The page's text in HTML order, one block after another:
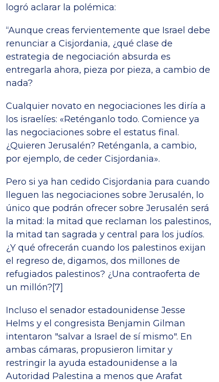
logró aclarar la polémica:
“Aunque creas fervientemente que Israel debe
renunciar a Cisjordania, ¿qué clase de
estrategia de negociación absurda es
entregarla ahora, pieza por pieza, a cambio de
nada?
Cualquier novato en negociaciones les diría a
los israelíes: «Reténganlo todo. Comience ya
las negociaciones sobre el estatus final.
¿Quieren Jerusalén? Reténganla, a cambio,
por ejemplo, de ceder Cisjordania».
Pero si ya han cedido Cisjordania para cuando
lleguen las negociaciones sobre Jerusalén, lo
único que podrán ofrecer sobre Jerusalén será
la mitad: la mitad que reclaman los palestinos,
la mitad tan sagrada y central para los judíos.
¿Y qué ofrecerán cuando los palestinos exijan
el regreso de, digamos, dos millones de
refugiados palestinos? ¿Una contraoferta de
un millón?[7]
Incluso el senador estadounidense Jesse
Helms y el congresista Benjamin Gilman
intentaron "salvar a Israel de sí mismo". En
ambas cámaras, propusieron limitar y
restringir la ayuda estadounidense a la
Autoridad Palestina a menos que Arafat